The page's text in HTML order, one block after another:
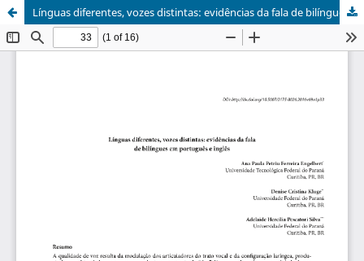
Línguas diferentes, vozes distintas: evidências da fala de bilíngues em português e inglês